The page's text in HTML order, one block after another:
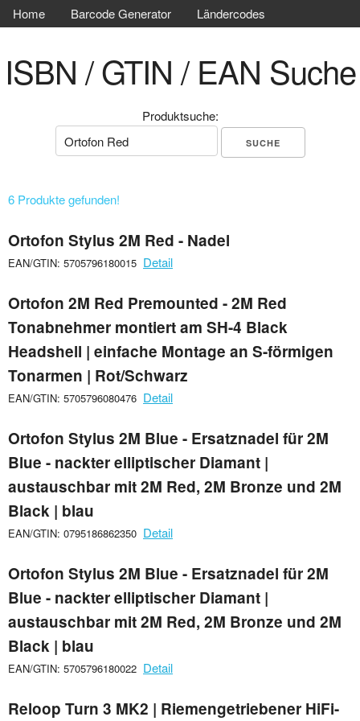
Home Barcode Generator Ländercodes
ISBN / GTIN / EAN Suche
Produktsuche:
6 Produkte gefunden!
Ortofon Stylus 2M Red - Nadel
EAN/GTIN: 5705796180015 Detail
Ortofon 2M Red Premounted - 2M Red
Tonabnehmer montiert am SH-4 Black
Headshell | einfache Montage an S-förmigen
Tonarmen | Rot/Schwarz
EAN/GTIN: 5705796080476 Detail
Ortofon Stylus 2M Blue - Ersatznadel für 2M
Blue - nackter elliptischer Diamant |
austauschbar mit 2M Red, 2M Bronze und 2M
Black | blau
EAN/GTIN: 0795186862350 Detail
Ortofon Stylus 2M Blue - Ersatznadel für 2M
Blue - nackter elliptischer Diamant |
austauschbar mit 2M Red, 2M Bronze und 2M
Black | blau
EAN/GTIN: 5705796180022 Detail
Reloop Turn 3 MK2 | Riemengetriebener HiFi-